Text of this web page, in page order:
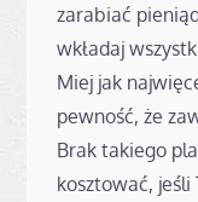
zarabiać
wkładaj
Miej jak
pewność, że
Brak takiego
kosztować,